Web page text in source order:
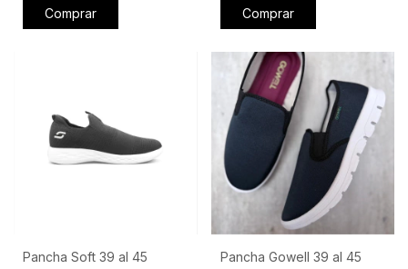
Comprar Comprar
Pancha Soft 39 al 45 Pancha Gowell 39 al 45